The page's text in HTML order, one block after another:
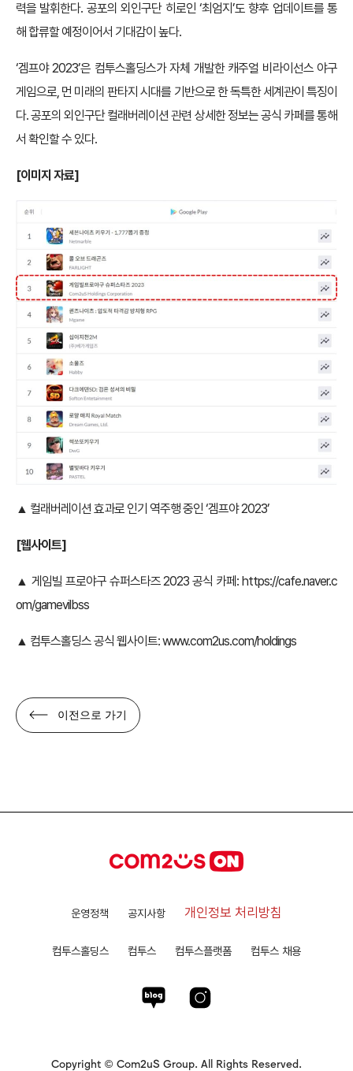
력을 발휘한다. 공포의 외인구단 히로인 ‘최엄지’도 향후 업데이트를 통
해 합류할 예정이어서 기대감이 높다.
‘겜프야 2023’은 컴투스홀딩스가 자체 개발한 캐주얼 비라이선스 야구
게임으로, 먼 미래의 판타지 시대를 기반으로 한 독특한 세계관이 특징이
다. 공포의 외인구단 컬래버레이션 관련 상세한 정보는 공식 카페를 통해
서 확인할 수 있다.
[이미지 자료]
▲ 컬래버레이션 효과로 인기 역주행 중인 ‘겜프야 2023’
[웹사이트]
▲ 게임빌 프로야구 슈퍼스타즈 2023 공식 카페: https://cafe.naver.c
om/gamevilbss
▲ 컴투스홀딩스 공식 웹사이트:www.com2us.com/holdings
이전으로 가기
운영정책 공지사항 개인정보 처리방침
컴투스홀딩스 컴투스 컴투스플랫폼 컴투스 채용
Copyright © Com2uS Group. All Rights Reserved.